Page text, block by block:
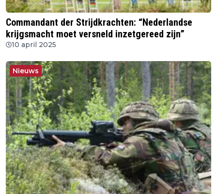
Commandant der Strijdkrachten: “Nederlandse
krijgsmacht moet versneld inzetgereed zijn”
10 april 2025
Nieuws